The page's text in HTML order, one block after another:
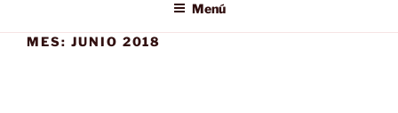
Menú
MES: JUNIO 2018